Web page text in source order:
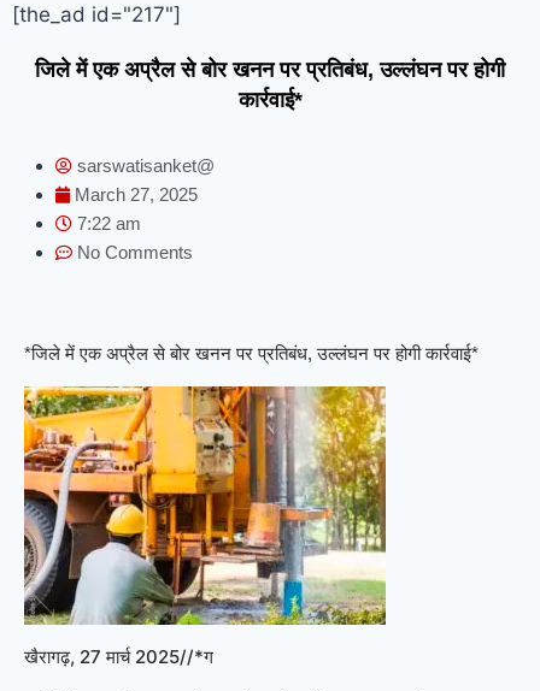
[the_ad id="217"]
जिले में एक अप्रैल से बोर खनन पर प्रतिबंध, उल्लंघन पर होगी
कार्रवाई*
sarswatisanket@
March 27, 2025
7:22 am
No Comments
*जिले में एक अप्रैल से बोर खनन पर प्रतिबंध, उल्लंघन पर होगी कार्रवाई*
खैरागढ़, 27 मार्च 2025//*ग